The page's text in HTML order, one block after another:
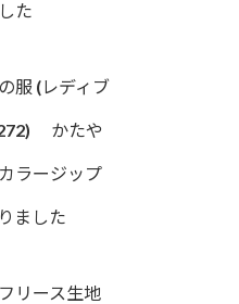
た
服 (レディブ
かたや
ラージップ
ました
リース生地